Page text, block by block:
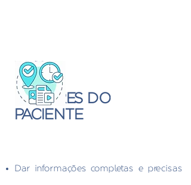
DEVERES DO
PACIENTE
Dar informações completas e precisas